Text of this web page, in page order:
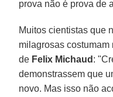
prova não é prova de
Muitos cientistas que
milagrosas costumam
de Felix Michaud :
demonstrassem que
novo. Mas isso não